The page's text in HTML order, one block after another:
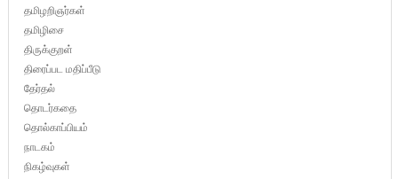
தமிழறிஞர்கள்
தமிழிசை
திருக்குறள்
திரைப்பட மதிப்பீடு
தேர்தல்
தொடர்கதை
தொல்காப்பியம்
நாடகம்
நிகழ்வுகள்